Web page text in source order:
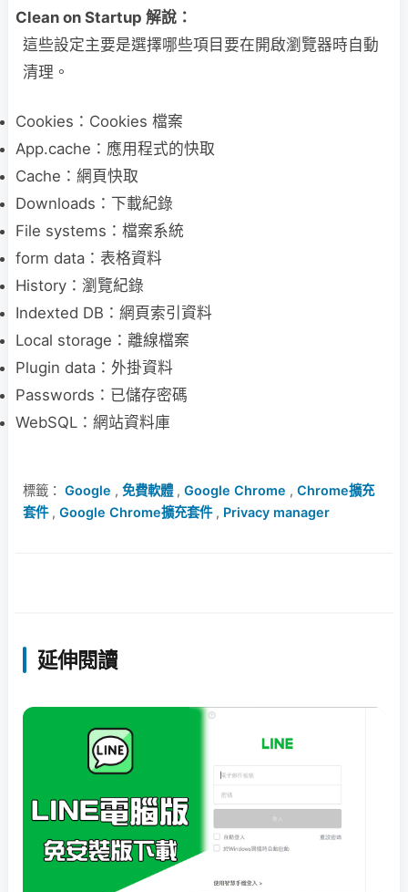
Clean on Startup 解說：
這些設定主要是選擇哪些項目要在開啟瀏覽器時自動
清理。
Cookies：Cookies 檔案
App.cache：應用程式的快取
Cache：網頁快取
Downloads：下載紀錄
File systems：檔案系統
form data：表格資料
History：瀏覽紀錄
Indexted DB：網頁索引資料
Local storage：離線檔案
Plugin data：外掛資料
Passwords：已儲存密碼
WebSQL：網站資料庫
標籤： Google , 免費軟體, Google Chrome , Chrome擴充
套件, Google Chrome擴充套件, Privacy manager
延伸閱讀